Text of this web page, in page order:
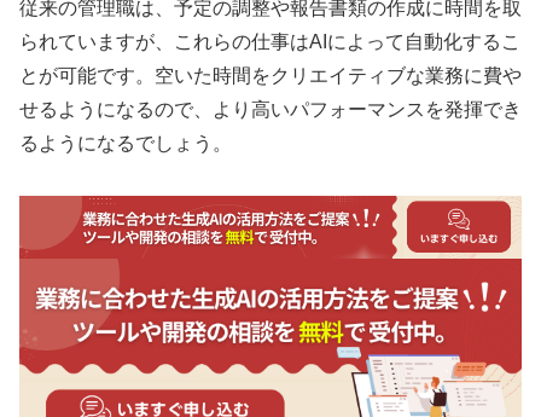
従来の管理職は、予定の調整や報告書類の作成に時間を取
られていますが、これらの仕事はAIによって自動化するこ
とが可能です。空いた時間をクリエイティブな業務に費や
せるようになるので、より高いパフォーマンスを発揮でき
るようになるでしょう。